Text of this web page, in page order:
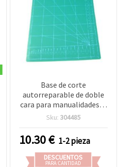
Base de corte
autorreparable de doble
cara para manualidades, 5
capas, A3 (29,7 x 42 x 0,3
Sku: 304485
10.30€ 1-2 pieza
DESCUENTOS
PARA CANTIDAD